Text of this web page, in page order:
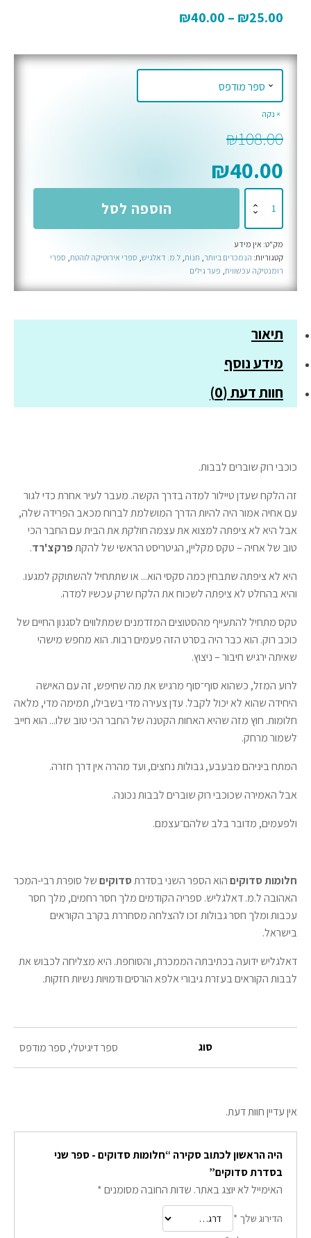
₪25.00
–
₪40.00
נקה
₪108.00
₪40.00
סדוקים
-
ספר
בסדרת
סדוקים
הוספה לסל
מק"ט: אין מידע
קטגוריות: הנמכרים ביותר חנות ל.מ. דאלגיש ספרי אירוטיקה לוהטת ספרי
רומנטיקה עכשווית פער גילים
תיאור
מידע נוסף
חוות דעת (0)
כוכבי רוק שוברים לבבות.
זה הלקח שעדן טיילור למדה בדרך הקשה. מעבר לעיר אחרת כדי לגור
עם אחיה אמור היה להיות הדרך המושלמת לברוח מכאב הפרידה שלה,
אבל היא לא ציפתה למצוא את עצמה חולקת את הבית עם החבר הכי
טוב של אחיה – טקס מקליין, הגיטריסט הראשי של להקתפרקצ'רד.
היא לא ציפתה שתבחין כמה סקסי הוא... או שתתחיל להשתוקק למגעו.
והיא בהחלט לא ציפתה לשכוח את הלקח שרק עכשיו למדה.
טקס מתחיל להתעייף מהסטוצים המזדמנים שמתלווים לסגנון החיים של
כוכב רוק. הוא כבר היה בסרט הזה פעמים רבות. הוא מחפש מישהי
שאיתה ירגיש חיבור – ניצוץ.
לרוע המזל, כשהוא סוף־סוף מרגיש את מה שחיפש, זה עם האישה
היחידה שהוא לא יכול לקבל. עדן צעירה מדי בשבילו, תמימה מדי, מלאה
חלומות. חוץ מזה שהיא האחות הקטנה של החבר הכי טוב שלו... הוא חייב
לשמור מרחק.
המתח ביניהם מבעבע, גבולות נחצים, ועד מהרה אין דרך חזרה.
אבל האמירה שכוכבי רוק שוברים לבבות נכונה.
ולפעמים, מדובר בלב שלהם־עצמם.
חלומות סדוקיםהוא הספר השני בסדרתסדוקיםשל סופרת רבי-המכר
האהובה ל.מ. דאלגליש. ספריה הקודמים מלך חסר רחמים, מלך חסר
עכבות ומלך חסר גבולות זכו להצלחה מסחררת בקרב הקוראים
בישראל.
דאלגליש ידועה בכתיבתה הממכרת, והסוחפת. היא מצליחה לכבוש את
לבבות הקוראים בעזרת גיבורי אלפא הורסים ודמויות נשיות חזקות.
סוג ספר דיגיטלי, ספר מודפס
אין עדיין חוות דעת.
היה הראשון לכתוב סקירה “חלומות סדוקים - ספר שני
בסדרת סדוקים”
האימייל לא יוצג באתר. שדות החובה מסומנים*
הדירוג שלך *